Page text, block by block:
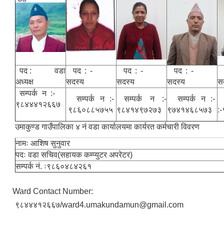
पद : वडा
अध्यक्ष
पद : -
सदस्य
पद : -
सदस्य
पद : -
सदस्य
सम्पर्क न :-
९८४४४१२६६७
सम्पर्क न :-
९८६०८८५७५५
सम्पर्क न :-
९८४१४९७२७३
सम्पर्क न :-
९७४१४६८५७३
उमाकुण्ड गाउँपालिका ४ नं वडा कार्यालयमा कार्यरत कर्मचारी विवरण
नामः आशिष सुनुवार
पदः वडा सचिव(सहायक कम्प्युटर अपरेटर)
सम्पर्क नं. ः९८६०४८४२६१
Ward Contact Number:
९८४४४१२६६७/ward4.umakundamun@gmail.com